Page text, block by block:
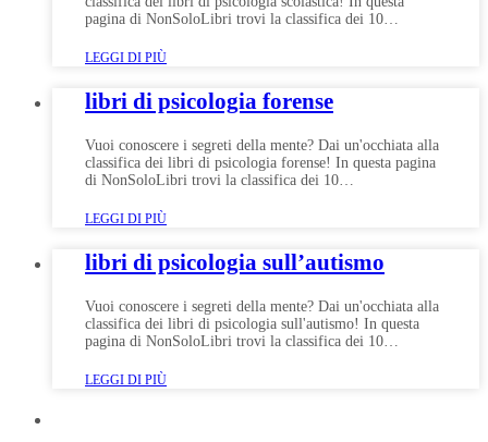
pagina di NonSoloLibri trovi la classifica dei 10…
LEGGI DI PIÙ
libri di psicologia forense
Vuoi conoscere i segreti della mente? Dai un'occhiata alla
classifica dei libri di psicologia forense! In questa pagina
di NonSoloLibri trovi la classifica dei 10…
LEGGI DI PIÙ
libri di psicologia sull’autismo
Vuoi conoscere i segreti della mente? Dai un'occhiata alla
classifica dei libri di psicologia sull'autismo! In questa
pagina di NonSoloLibri trovi la classifica dei 10…
LEGGI DI PIÙ